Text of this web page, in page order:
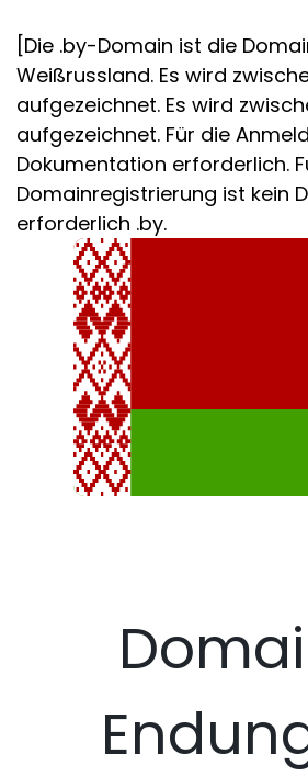
[Die .by-Domain ist die
Weißrussland. Es wird
aufgezeichnet. Es wird
aufgezeichnet. Für die
Dokumentation erforderlich.
Domainregistrierung ist kein
erforderlich .by.